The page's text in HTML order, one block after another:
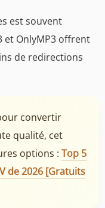
est souvent
et OnlyMP3 offrent
de redirections
convertir
qualité, cet
options : Top 5
de 2026 [Gratuits